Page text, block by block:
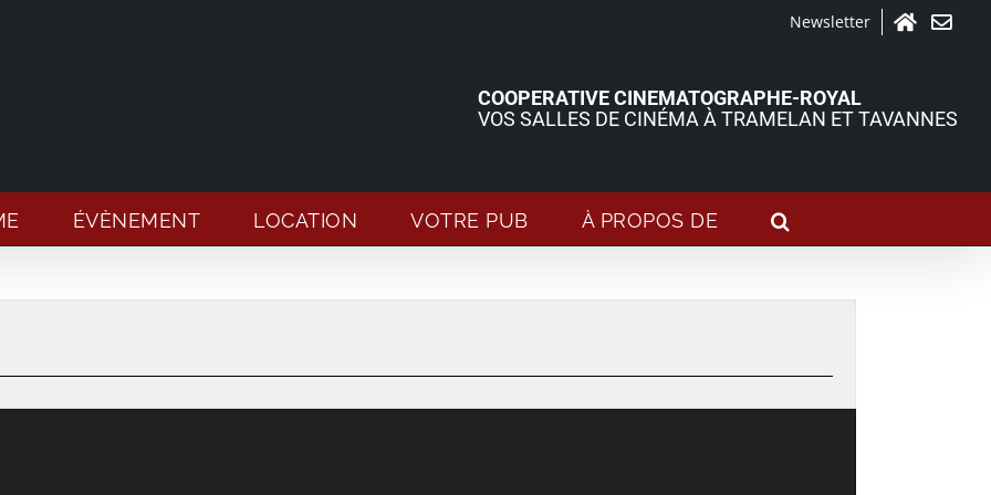
Newsletter
COOPERATIVE CINEMATOGRAPHE-ROYAL
VOS SALLES DE CINÉMA À TRAMELAN ET TAVANNES
ÉVÈNEMENT LOCATION VOTRE PUB À PROPOS DE